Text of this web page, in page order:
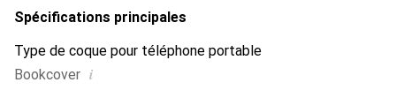
Spécifications principales
Type de coque pour téléphone portable
Bookcover i